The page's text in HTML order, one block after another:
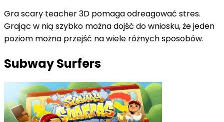
Gra scary teacher 3D pomaga odreagować stres.
Grając w nią szybko można dojść do wniosku, że jeden
poziom można przejść na wiele różnych sposobów.
Subway Surfers